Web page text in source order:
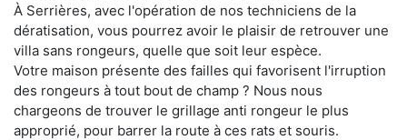
À Serrières, avec l'opération de nos techniciens de la
dératisation, vous pourrez avoir le plaisir de retrouver une
villa sans rongeurs, quelle que soit leur espèce.
Votre maison présente des failles qui favorisent l'irruption
des rongeurs à tout bout de champ ? Nous nous
chargeons de trouver le grillage anti rongeur le plus
approprié, pour barrer la route à ces rats et souris.